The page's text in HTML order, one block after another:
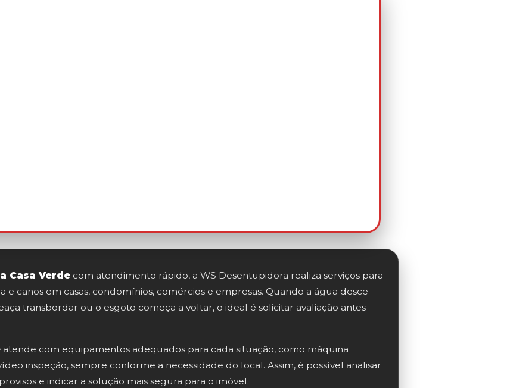
Casa Verde com atendimento rápido, a WS Desentupidora realiza serviços para
e canos em casas, condomínios, comércios e empresas. Quando a água desce
transbordar ou o esgoto começa a voltar, o ideal é solicitar avaliação antes
atende com equipamentos adequados para cada situação, como máquina
inspeção, sempre conforme a necessidade do local. Assim, é possível analisar
e indicar a solução mais segura para o imóvel.